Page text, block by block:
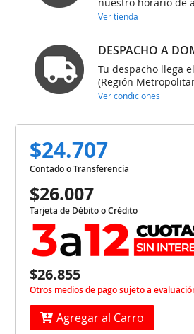
Ver tienda
DESPACHO A
Tu despacho llega
(Región
Ver condiciones
$24.707
Contado o Transferencia
$26.007
Tarjeta de Débito o Crédito
$26.855
Otros medios de pago sujeto a
Agregar al Carro